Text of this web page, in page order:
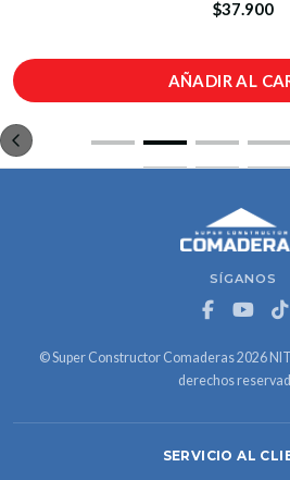
$37.900
AÑADIR AL
SÍGANOS
© Super Constructor Comaderas 2026
derechos
SERVICIO AL